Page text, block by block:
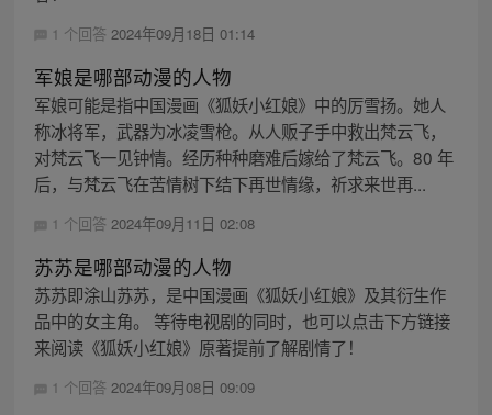
1 个回答 2024年09月18日 01:14
军娘是哪部动漫的人物
军娘可能是指中国漫画《狐妖小红娘》中的厉雪扬。她人
称冰将军，武器为冰凌雪枪。从人贩子手中救出梵云飞，
对梵云飞一见钟情。经历种种磨难后嫁给了梵云飞。80 年
后，与梵云飞在苦情树下结下再世情缘，祈求来世再...
1 个回答 2024年09月11日 02:08
苏苏是哪部动漫的人物
苏苏即涂山苏苏，是中国漫画《狐妖小红娘》及其衍生作
品中的女主角。 等待电视剧的同时，也可以点击下方链接
来阅读《狐妖小红娘》原著提前了解剧情了！
1 个回答 2024年09月08日 09:09